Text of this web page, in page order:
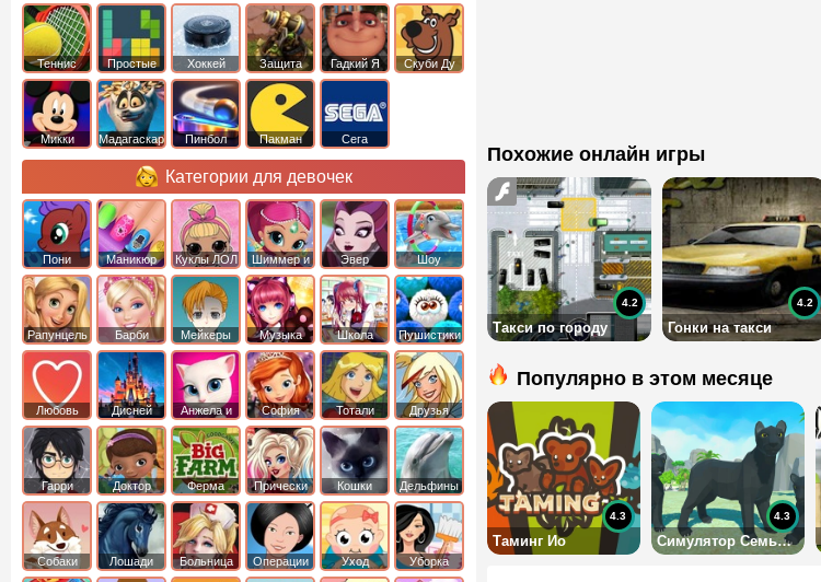
Похожие онлайн игры
Такси по городу
4.2
Гонки на такси
4.2
Популярно в этом месяце
Таминг Ио
4.3
Симулятор Семьи Пантеры 3Д
4.3
Теннис Простые Хоккей
Защита
башни
Гадкий Я Скуби Ду
Микки
Мадагаскар Пинбол Пакман Сега
Категории для девочек
Пони
креатор
Маникюр Куклы ЛОЛ
Шиммер и
Шайн
Эвер
Афтер Хай
Шоу
дельфинов
Рапунцель Барби Мейкеры Музыка Школа Пушистики
Любовь Дисней
Анжела и
том
София
Прекрасная
Тотали
Спайс
Друзья
ангелов
Гарри
Поттер
Доктор
Плюшева
Ферма Прически Кошки Дельфины
Собаки Лошади Больница Операции Уход Уборка